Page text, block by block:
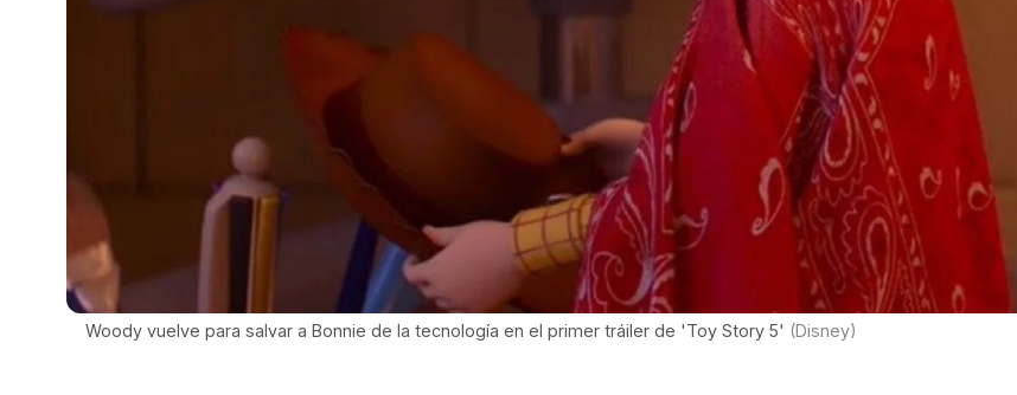
Woody vuelve para salvar a Bonnie de la tecnología en el primer tráiler de 'Toy Story 5' (Disney)